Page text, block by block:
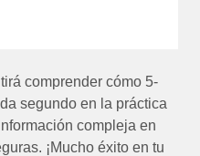
comprender cómo 5-
segundo en la práctica
compleja en
¡Mucho éxito en tu